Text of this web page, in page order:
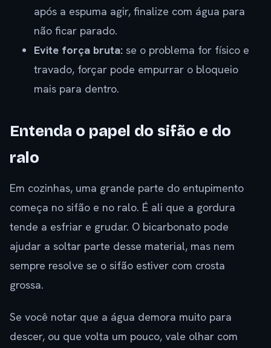
após a espuma agir, finalize com água para
não ficar parado.
Evite força bruta: se o problema for físico e
travado, forçar pode empurrar o bloqueio
mais para dentro.
Entenda o papel do sifão e do
ralo
Em cozinhas, uma grande parte do entupimento
começa no sifão e no ralo. É ali que a gordura
tende a esfriar e grudar. O bicarbonato pode
ajudar a soltar parte desse material, mas nem
sempre resolve se o sifão estiver com crosta
grossa.
Se você notar que a água demora muito para
descer, ou que volta um pouco, vale olhar com